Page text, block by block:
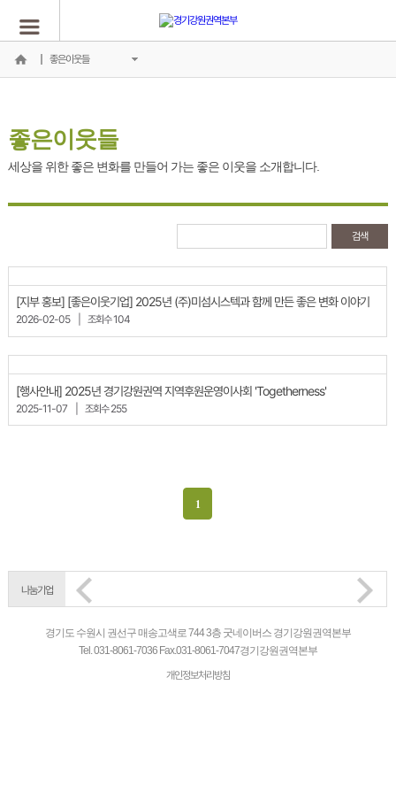
좋은이웃들
좋은이웃들
세상을 위한 좋은 변화를 만들어 가는 좋은 이웃을 소개합니다.
[지부 홍보] [좋은이웃기업] 2025년 (주)미섬시스텍과 함께 만든 좋은 변화 이야기
2026-02-05 조회수 104
[행사안내] 2025년 경기강원권역 지역후원운영이사회 'Togetherness'
2025-11-07 조회수 255
1
나눔기업
경기도 수원시 권선구 매송고색로 744 3층 굿네이버스 경기강원권역본부
Tel.031-8061-7036 Fax.031-8061-7047경기강원권역본부
개인정보처리방침